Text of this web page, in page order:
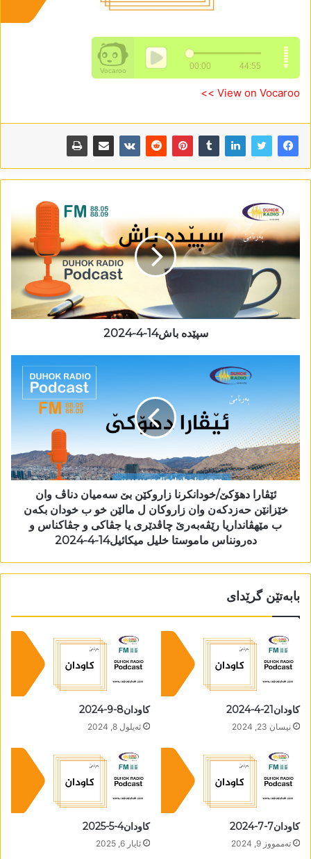
View on Vocaroo >>
سپێدە باش14-4-2024
ئێڤارا دھۆکێ/خودانکرنا زاروکێن بێ سەمیان دناڤ وان
خێزانێن حەزدکەن وان زاروکان ل مالێن خو ب خودان بکەن
ب مێھڤانداریا رێڤەبەرێ چاڤدێری یا جڤاکی و جڤاکناس و
دەرونناس ماموستا خلیل میکائیل14-4-2024
بابەتێن گرێدای
کاودان21-4-2024
نیسان 23, 2024
کاودان8-9-2024
ئه‌یلول 8, 2024
کاودان7-7-2024
تەممووز 9, 2024
کاودان4-5-2025
ئایار 6, 2025